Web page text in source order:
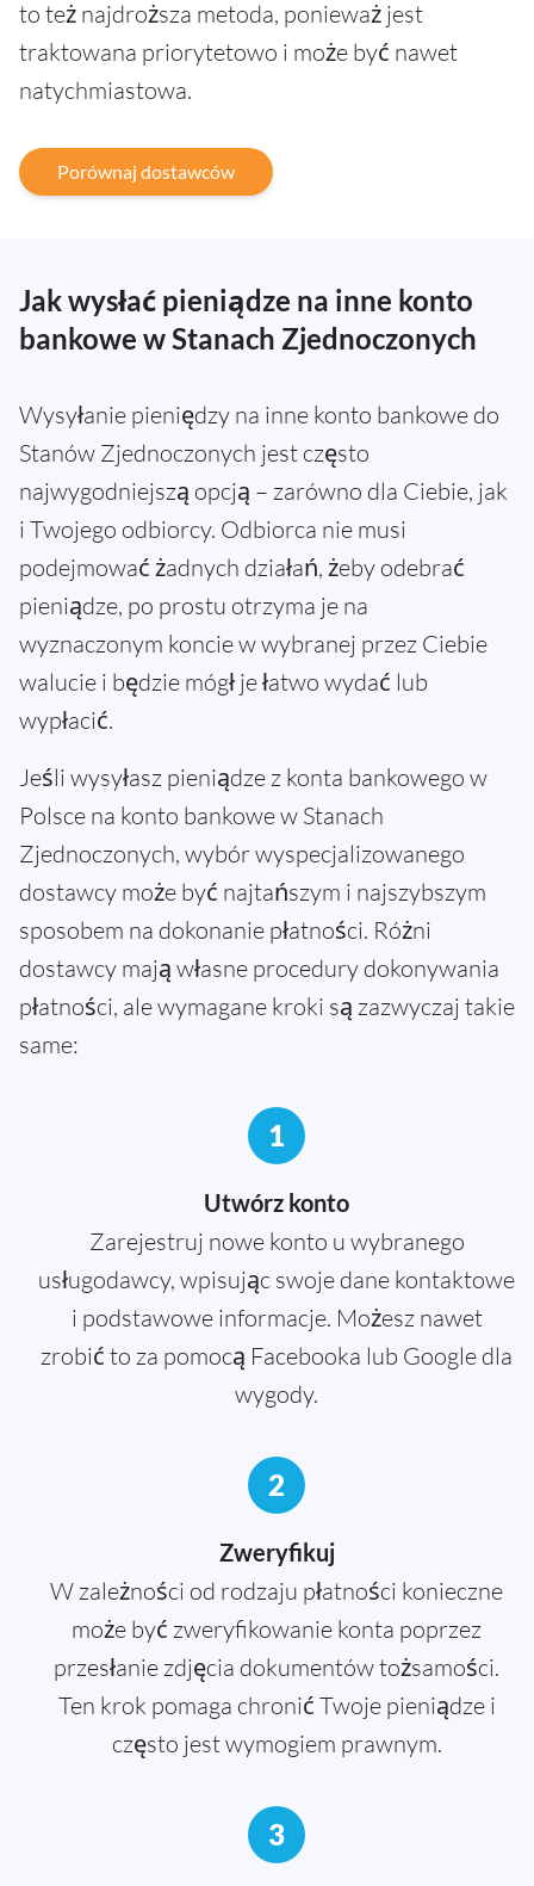
to też najdroższa metoda, ponieważ jest
traktowana priorytetowo i może być nawet
natychmiastowa.
Porównaj dostawców
Jak wysłać pieniądze na inne konto
bankowe w Stanach Zjednoczonych
Wysyłanie pieniędzy na inne konto bankowe do
Stanów Zjednoczonych jest często
najwygodniejszą opcją – zarówno dla Ciebie, jak
i Twojego odbiorcy. Odbiorca nie musi
podejmować żadnych działań, żeby odebrać
pieniądze, po prostu otrzyma je na
wyznaczonym koncie w wybranej przez Ciebie
walucie i będzie mógł je łatwo wydać lub
wypłacić.
Jeśli wysyłasz pieniądze z konta bankowego w
Polsce na konto bankowe w Stanach
Zjednoczonych, wybór wyspecjalizowanego
dostawcy może być najtańszym i najszybszym
sposobem na dokonanie płatności. Różni
dostawcy mają własne procedury dokonywania
płatności, ale wymagane kroki są zazwyczaj takie
same:
1
Utwórz konto
Zarejestruj nowe konto u wybranego
usługodawcy, wpisując swoje dane kontaktowe
i podstawowe informacje. Możesz nawet
zrobić to za pomocą Facebooka lub Google dla
wygody.
2
Zweryfikuj
W zależności od rodzaju płatności konieczne
może być zweryfikowanie konta poprzez
przesłanie zdjęcia dokumentów tożsamości.
Ten krok pomaga chronić Twoje pieniądze i
często jest wymogiem prawnym.
3